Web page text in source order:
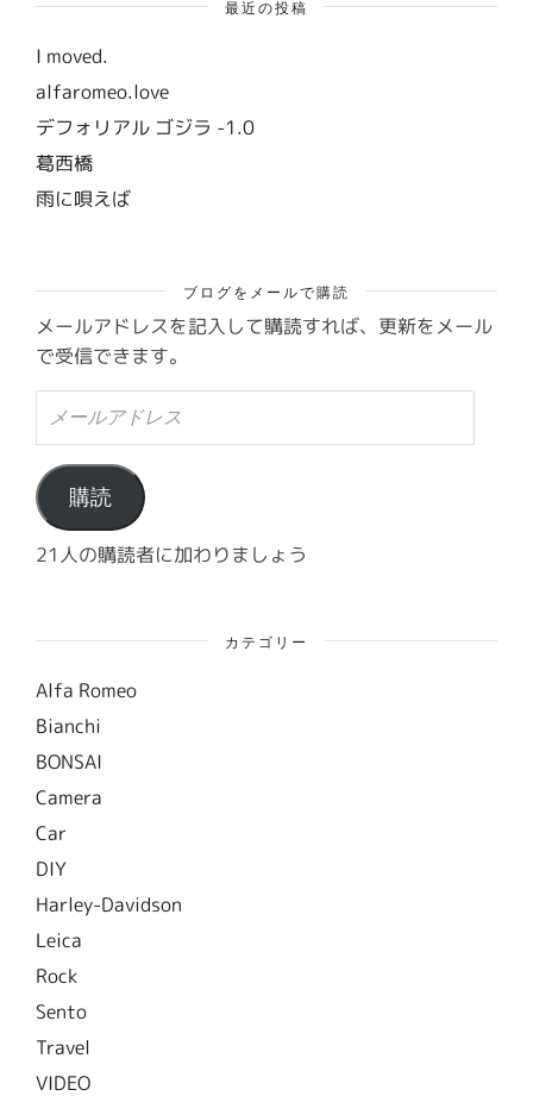
最近の投稿
I moved.
alfaromeo.love
デフォリアル ゴジラ -1.0
葛西橋
雨に唄えば
ブログをメールで購読
メールアドレスを記入して購読すれば、更新をメール
で受信できます。
ル
ア
ド
レ
ス
購読
21人の購読者に加わりましょう
カテゴリー
Alfa Romeo
Bianchi
BONSAI
Camera
Car
DIY
Harley-Davidson
Leica
Rock
Sento
Travel
VIDEO